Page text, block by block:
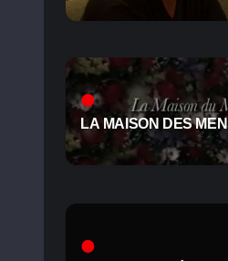
LA MAISON DES